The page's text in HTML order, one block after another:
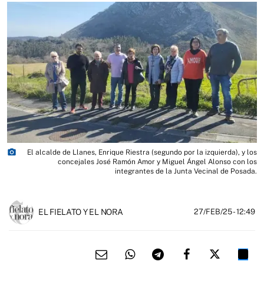
photo_camera
El alcalde de Llanes, Enrique Riestra (segundo por la izquierda), y los
concejales José Ramón Amor y Miguel Ángel Alonso con los
integrantes de la Junta Vecinal de Posada.
EL FIELATO Y EL NORA 27/FEB/25- 12:49